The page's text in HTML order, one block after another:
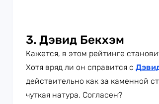
3. Дэвид Бекхэм
Кажется, в этом рейтинге
Хотя вряд ли он справится с
действительно как за каменной
чуткая натура. Согласен?